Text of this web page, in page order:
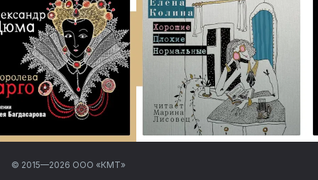
© 2015—2026 ООО «КМТ»